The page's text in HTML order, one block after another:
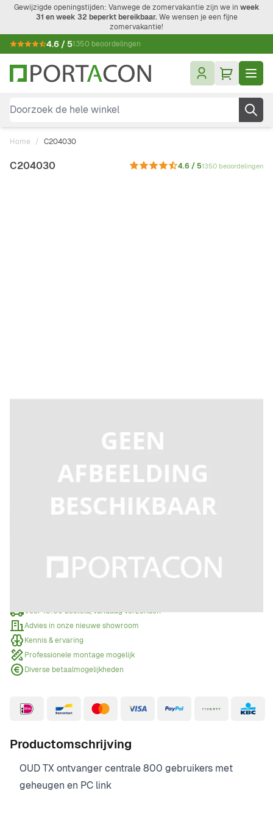
Ga naar de inhoud
Gewijzigde openingstijden: Vanwege de zomervakantie zijn we in week
31 en week 32 beperkt bereikbaar.We wensen je een fijne
zomervakantie!
4.6 / 51350 beoordelingen
Doorzoek de hele winkel
Home / C204030
C204030 4.6 / 51350 beoordelingen
Incl. BTW
€ 286,77
Offerte aanvragen
Wanneer een offerte aanvragen?
Voor 15:00 besteld, vandaag verzonden
Advies in onze nieuwe showroom
Kennis & ervaring
Professionele montage mogelijk
Diverse betaalmogelijkheden
Productomschrijving
OUD TX ontvanger centrale 800 gebruikers met
geheugen en PC link